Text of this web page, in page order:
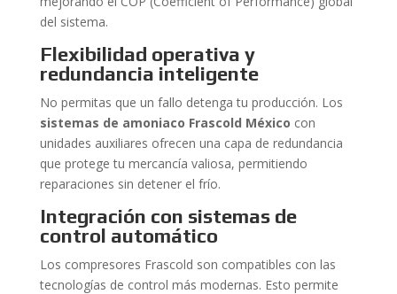
del sistema.
Flexibilidad operativa y
redundancia inteligente
No permitas que un fallo detenga tu producción. Los
sistemas de amoniaco Frascold México con
unidades auxiliares ofrecen una capa de redundancia
que protege tu mercancía valiosa, permitiendo
reparaciones sin detener el frío.
Integración con sistemas de
control automático
Los compresores Frascold son compatibles con las
tecnologías de control más modernas. Esto permite